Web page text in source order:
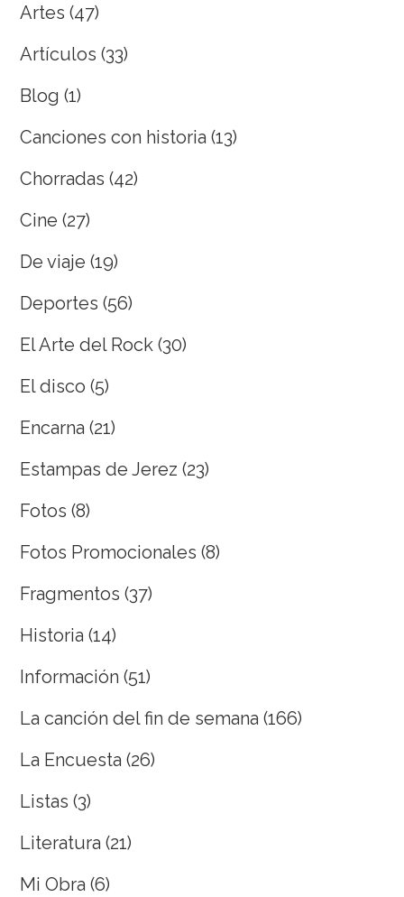
Artes (47)
Artículos (33)
Blog (1)
Canciones con historia (13)
Chorradas (42)
Cine (27)
De viaje (19)
Deportes (56)
El Arte del Rock (30)
El disco (5)
Encarna (21)
Estampas de Jerez (23)
Fotos (8)
Fotos Promocionales (8)
Fragmentos (37)
Historia (14)
Información (51)
La canción del fin de semana (166)
La Encuesta (26)
Listas (3)
Literatura (21)
Mi Obra (6)